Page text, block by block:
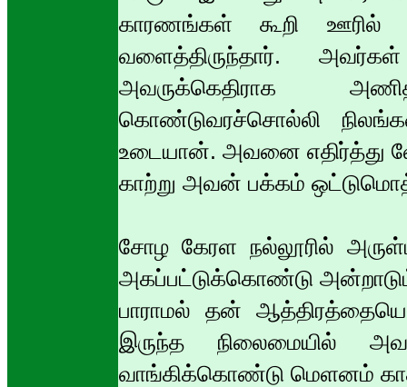
காரணங்கள் கூறி ஊரில்
வளைத்திருந்தார்.
அவருக்கெதிராக
கொண்டுவரச்சொல்லி
உடையான். அவனை எதிர்த்து
காற்று அவன் பக்கம்
சோழ கேரள நல்லூரில்
அகப்பட்டுக்கொண்டு
பாராமல் தன்
இருந்த நிலைமையில்
வாங்கிக்கொண்டு மெளனம்